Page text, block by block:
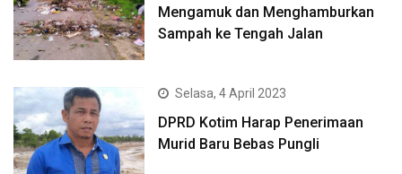
Mengamuk dan Menghamburkan
Sampah ke Tengah Jalan
Selasa, 4 April 2023
DPRD Kotim Harap Penerimaan
Murid Baru Bebas Pungli